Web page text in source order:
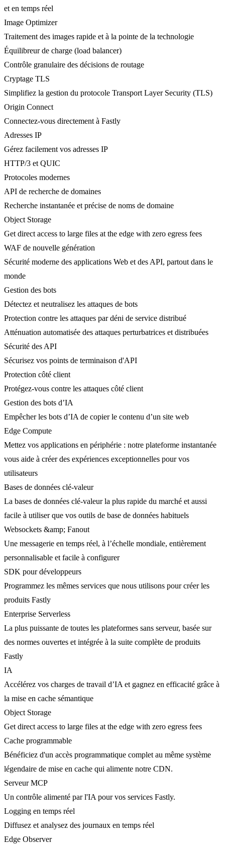
et en temps réel
Image Optimizer
Traitement des images rapide et à la pointe de la technologie
Équilibreur de charge (load balancer)
Contrôle granulaire des décisions de routage
Cryptage TLS
Simplifiez la gestion du protocole Transport Layer Security (TLS)
Origin Connect
Connectez-vous directement à Fastly
Adresses IP
Gérez facilement vos adresses IP
HTTP/3 et QUIC
Protocoles modernes
API de recherche de domaines
Recherche instantanée et précise de noms de domaine
Object Storage
Get direct access to large files at the edge with zero egress fees
WAF de nouvelle génération
Sécurité moderne des applications Web et des API, partout dans le
monde
Gestion des bots
Détectez et neutralisez les attaques de bots
Protection contre les attaques par déni de service distribué
Atténuation automatisée des attaques perturbatrices et distribuées
Sécurité des API
Sécurisez vos points de terminaison d'API
Protection côté client
Protégez-vous contre les attaques côté client
Gestion des bots d’IA
Empêcher les bots d’IA de copier le contenu d’un site web
Edge Compute
Mettez vos applications en périphérie : notre plateforme instantanée
vous aide à créer des expériences exceptionnelles pour vos
utilisateurs
Bases de données clé-valeur
La bases de données clé-valeur la plus rapide du marché et aussi
facile à utiliser que vos outils de base de données habituels
Websockets &amp; Fanout
Une messagerie en temps réel, à l’échelle mondiale, entièrement
personnalisable et facile à configurer
SDK pour développeurs
Programmez les mêmes services que nous utilisons pour créer les
produits Fastly
Enterprise Serverless
La plus puissante de toutes les plateformes sans serveur, basée sur
des normes ouvertes et intégrée à la suite complète de produits
Fastly
IA
Accélérez vos charges de travail d’IA et gagnez en efficacité grâce à
la mise en cache sémantique
Object Storage
Get direct access to large files at the edge with zero egress fees
Cache programmable
Bénéficiez d'un accès programmatique complet au même système
légendaire de mise en cache qui alimente notre CDN.
Serveur MCP
Un contrôle alimenté par l'IA pour vos services Fastly.
Logging en temps réel
Diffusez et analysez des journaux en temps réel
Edge Observer